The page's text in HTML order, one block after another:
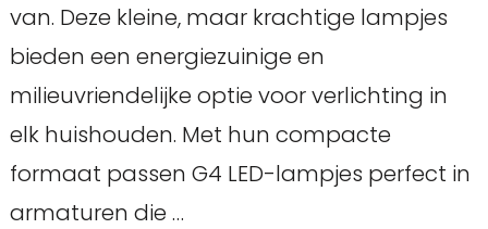
van. Deze kleine, maar krachtige lampjes
bieden een energiezuinige en
milieuvriendelijke optie voor verlichting in
elk huishouden. Met hun compacte
formaat passen G4 LED-lampjes perfect in
armaturen die …